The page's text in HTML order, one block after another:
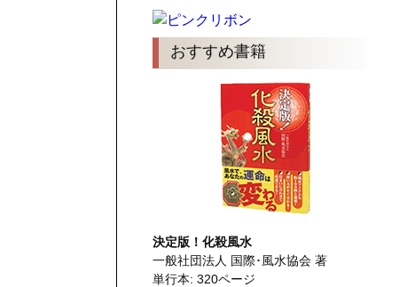
おすすめ書籍
決定版！化殺風水
一般社団法人 国際･風水協会 著
単行本: 320ページ